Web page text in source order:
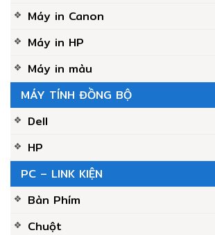
Máy in Canon
Máy in HP
Máy in màu
MÁY TÍNH ĐỒNG BỘ
Dell
HP
PC – LINK KIỆN
Bàn Phím
Chuột